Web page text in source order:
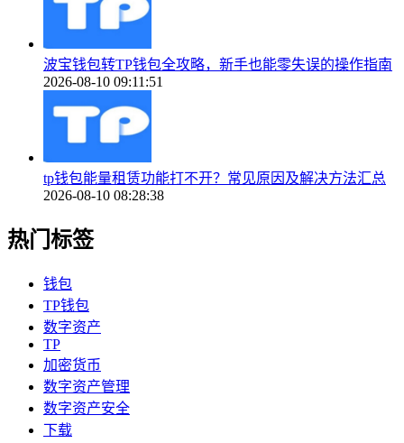
波宝钱包转TP钱包全攻略，新手也能零失误的操作指南
2026-08-10 09:11:51
tp钱包能量租赁功能打不开？常见原因及解决方法汇总
2026-08-10 08:28:38
热门标签
钱包
TP钱包
数字资产
TP
加密货币
数字资产管理
数字资产安全
下载